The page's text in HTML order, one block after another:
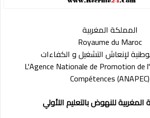
المملكة المغربية
Royaume du Maroc
لإنعاش التشغيل و الكفاءات
L'Agence Nationale de Promotion de
Compétences (ANAPEC)
للنهوض بالتعليم اللأولي